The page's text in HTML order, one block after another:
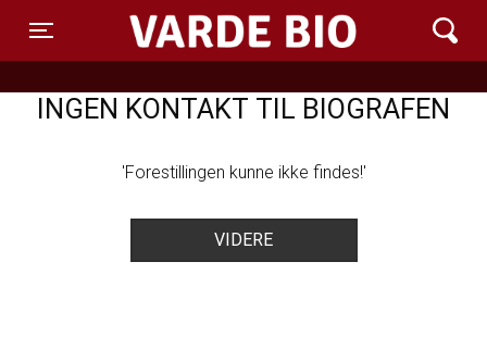
Toggle navigation
Varde Bio ApS
INGEN KONTAKT TIL BIOGRAFEN
'Forestillingen kunne ikke findes!'
VIDERE